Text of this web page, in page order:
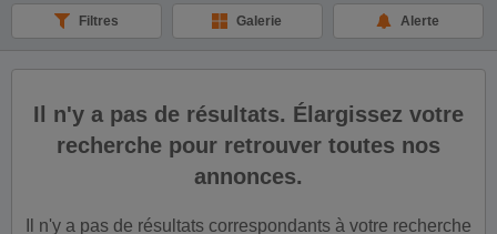
Filtres Galerie Alerte
Il n'y a pas de résultats. Élargissez votre
recherche pour retrouver toutes nos
annonces.
Il n'y a pas de résultats correspondants à votre recherche